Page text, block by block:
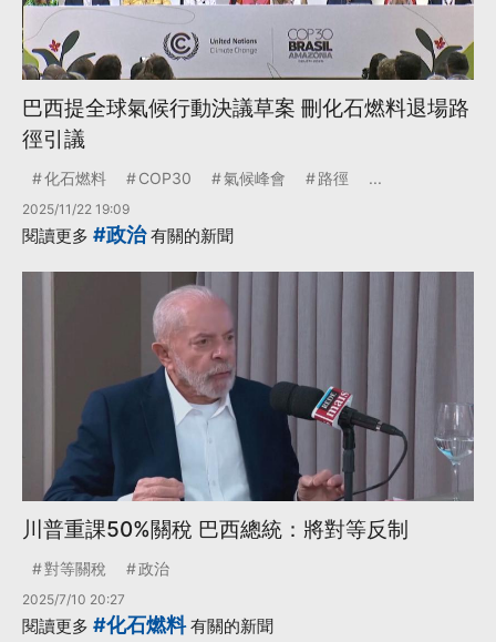
巴西提全球氣候行動決議草案 刪化石燃料退場路
徑引議
化石燃料 COP30 氣候峰會 路徑 ...
2025/11/22 19:09
閱讀更多 #政治有關的新聞
川普重課50%關稅 巴西總統：將對等反制
對等關稅 政治
2025/7/10 20:27
閱讀更多 #化石燃料有關的新聞